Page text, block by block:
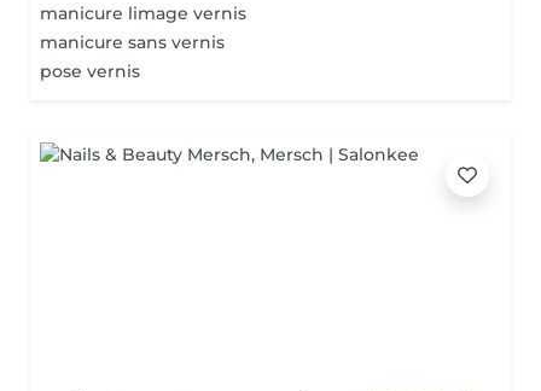
manicure limage vernis
manicure sans vernis
pose vernis